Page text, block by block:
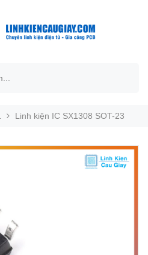
Linh kiện IC SX1308 SOT-23